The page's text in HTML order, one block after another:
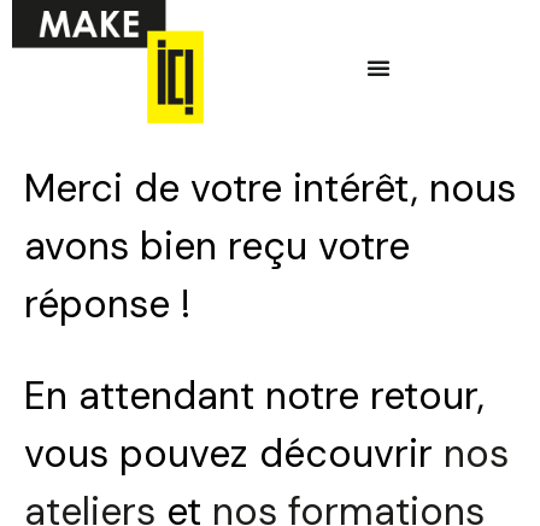
Aller
au Menu
Merci de votre intérêt, nous
avons bien reçu votre
réponse !
En attendant notre retour,
vous pouvez découvrir nos
ateliers et nos formations
trouverez une liste
de créneaux
disponibles pour
la réunion
ligne.